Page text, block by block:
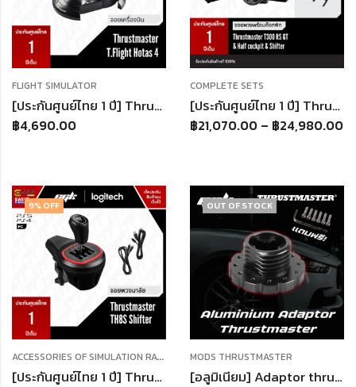
FLIGHT SIMULATOR
[ประกันศูนย์ไทย 1 ปี] Thrustmaster T.Flight Hotas 4 For PC / PlayStation®4,5
฿4,690.00
COMPLETE SETS
[ประกันศูนย์ไทย 1 ปี] Thrustmaster T300 RS GT Half to full Cockpit Shifter เลือกได้ จอยพวงมาลัย Playstation 5,4, PC
฿21,070.00 – ฿24,980.00
9% OFF
A
CCESSORIES OF SIMULATION RACING SHIFTER
[ประกันศูนย์ไทย 1 ปี] Thrustmaster TH8S SHIFTER ADD-ON เกียร์ 8 สปีด ราคาประหยัด ใช้กับจอยพวงมาลัยทุกรุ่น
OUT OF STOCK
MODS THRUSTMASTER
[อลูมิเนียม] Adaptor thrustmaster ตัวแปลงพวงมาลัย T300 Thrustmaster จอยพวงมาลัยเกมแข่งรถ ใช้กับ คอมพิวเตอร์ PS4 PS3